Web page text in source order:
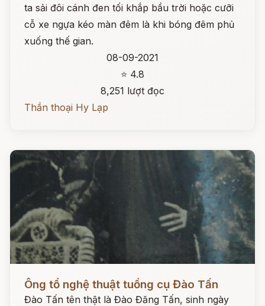
ta sải đôi cánh đen tối khắp bầu trời hoặc cưỡi
cỗ xe ngựa kéo màn đêm là khi bóng đêm phủ
xuống thế gian.
08-09-2021
⭐ 4.8
8,251 lượt đọc
Thần thoại Hy Lạp
Đọc ngay
Ông tổ nghệ thuật tuồng cụ Đào Tấn
Đào Tấn tên thật là Đào Đăng Tấn, sinh ngày